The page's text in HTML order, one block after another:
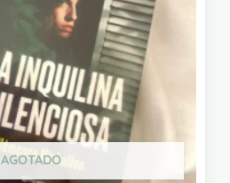
AGOTADO